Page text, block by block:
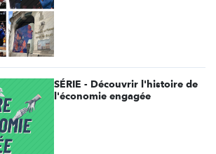
SÉRIE - Découvrir l'histoire de
l'économie engagée